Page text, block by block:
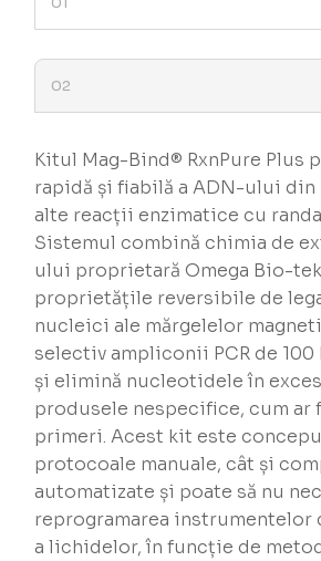
Kitul Mag-Bind® RxnPure Plus
rapidă și fiabilă a ADN-ului din
alte reacții enzimatice cu
Sistemul combină chimia de
ului proprietară Omega Bio-
proprietățile reversibile de
nucleici ale mărgelelor
selectiv ampliconii PCR de 100
și elimină nucleotidele în
produsele nespecifice, cum ar
primeri. Acest kit este
protocoale manuale, cât și
automatizate și poate să nu
reprogramarea instrumentelor
a lichidelor, în funcție de